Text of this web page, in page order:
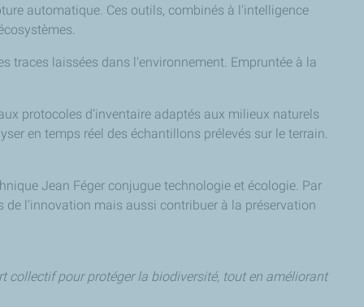
automatique. Ces outils, combinés à l'intelligence
traces laissées dans l'environnement. Empruntée à la
protocoles d’inventaire adaptés aux milieux naturels
en temps réel des échantillons prélevés sur le terrain.
Jean Féger conjugue technologie et écologie. Par
de l'innovation mais aussi contribuer à la préservation
collectif pour protéger la biodiversité, tout en améliorant